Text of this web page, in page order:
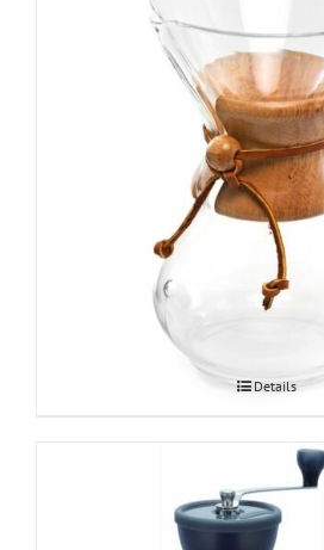
Chemex kohvikann 6tassi
Details